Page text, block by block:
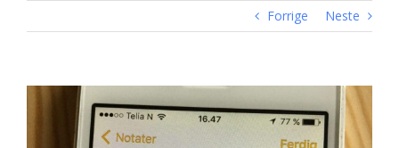
Forrige Neste